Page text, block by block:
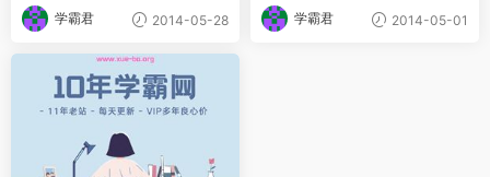
学霸君 2014-05-28 学霸君 2014-05-01